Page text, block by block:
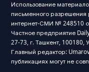
Использование
письменного разрешения
интернет-СМИ № 248510
Частное предприятие
27-73, г. Ташкент, 100180,
Главный редактор:
публикациях могут не